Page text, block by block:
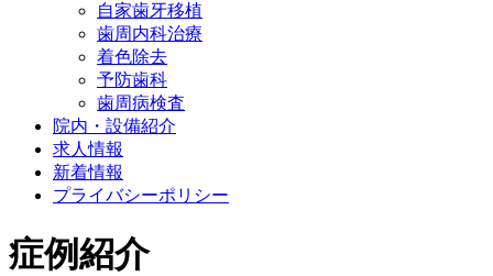
自家歯牙移植
歯周内科治療
着色除去
予防歯科
歯周病検査
院内・設備紹介
求人情報
新着情報
プライバシーポリシー
症例紹介